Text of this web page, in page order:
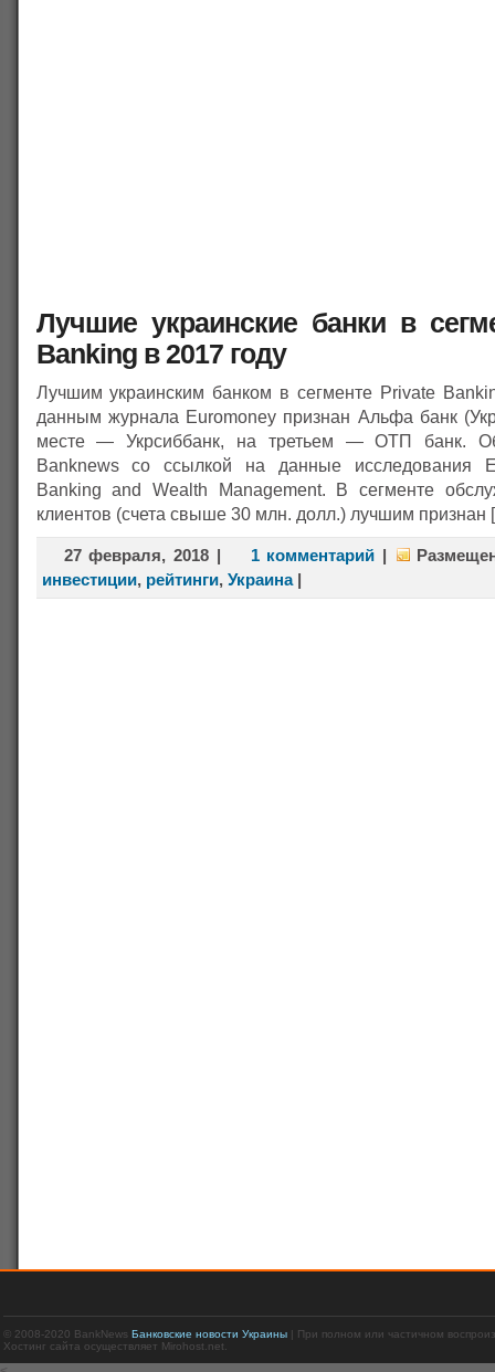
Лучшие украинские банки в
Banking в 2017 году
Лучшим украинским банком в сегменте Private
данным журнала Euromoney признан Альфа банк
месте — Укрсиббанк, на третьем — ОТП банк.
Banknews со ссылкой на данные исследования
Banking and Wealth Management. В сегменте
клиентов (счета свыше 30 млн. долл.) лучшим
27 февраля, 2018 | 1 комментарий |
инвестиции, рейтинги, Украина|
© 2008-2020 BankNews Банковские новости Украины| При полном или частичном
Хостинг сайта осуществляет Mirohost.net.